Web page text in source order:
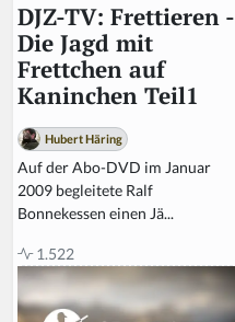
DJZ-TV: Frettieren -
Die Jagd mit
Frettchen auf
Kaninchen Teil1
Hubert Häring
Auf der Abo-DVD im Januar
2009 begleitete Ralf
Bonnekessen einen Jä...
1.522